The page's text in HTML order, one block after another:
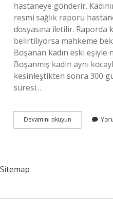
hastaneye gönderir.
resmi sağlık raporu
dosyasına iletilir. Raporda
belirtiliyorsa mahkeme
Boşanan kadın eski eşiyle
Boşanmış kadın aynı
kesinleştikten sonra 300
süresi…
Devamını okuyun Boşandıktan
Sonra
Sitemap